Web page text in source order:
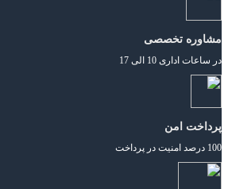
مشاوره تخصصی
در ساعات اداری 10 الی 17
پرداخت امن
100 درصد امنیت در پرداخت